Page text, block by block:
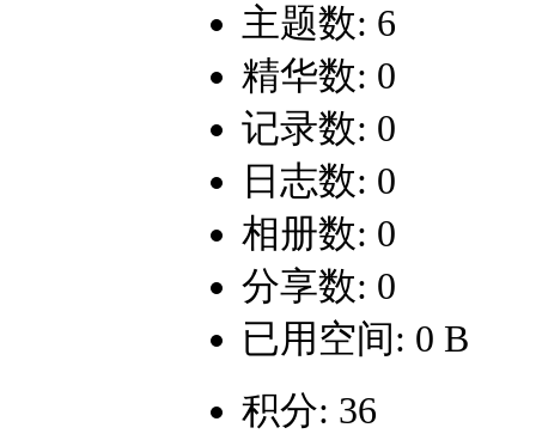
主题数: 6
精华数: 0
记录数: 0
日志数: 0
相册数: 0
分享数: 0
已用空间: 0 B
积分: 36